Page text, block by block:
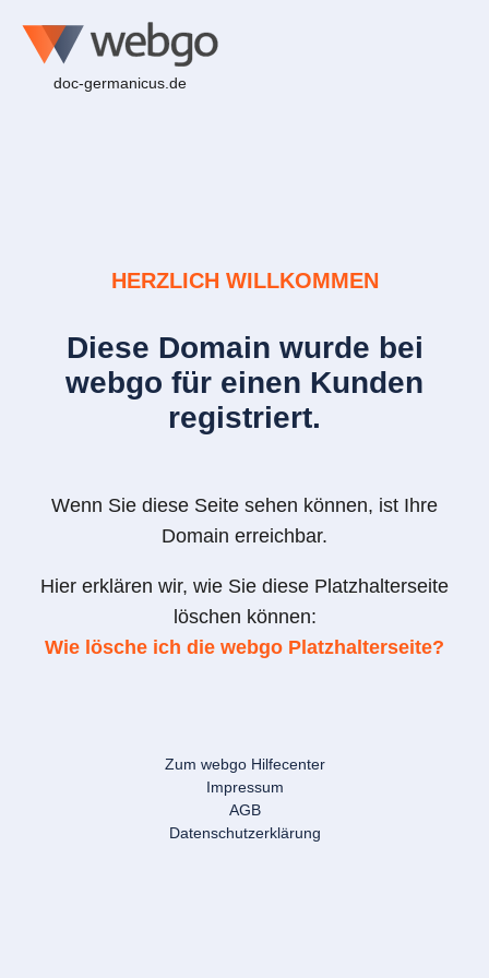
doc-germanicus.de
HERZLICH WILLKOMMEN
Diese Domain wurde bei
webgo für einen Kunden
registriert.
Wenn Sie diese Seite sehen können, ist Ihre
Domain erreichbar.
Hier erklären wir, wie Sie diese Platzhalterseite
löschen können:
Wie lösche ich die webgo Platzhalterseite?
Zum webgo Hilfecenter
Impressum
AGB
Datenschutzerklärung